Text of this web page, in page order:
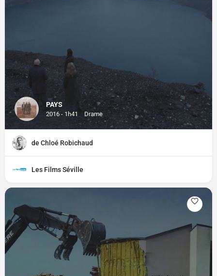
PAYS
2016 - 1h41 Drame
de Chloé Robichaud
Les Films Séville